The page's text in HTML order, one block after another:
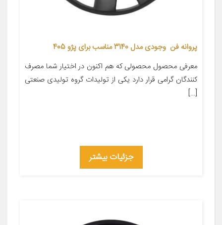
پروانه فن وجودی مدل 3140 مناسب برای پژو 405
معرفی محصول محصولی که هم اکنون در اختیار شما مصرف
کنندگان گرامی قرار دارد یکی از تولیدات گروه تولیدی صنعتی
[…]
جزئیات بیشتر